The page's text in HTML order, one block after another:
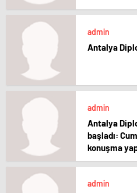
admin
Antalya
admin
Antalya
başladı:
konuşma
admin